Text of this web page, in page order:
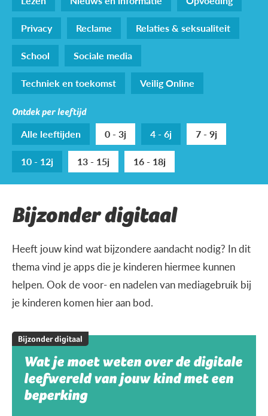
Privacy
Reclame
Relaties & seksualiteit
School
Sociale media
Techniek en toekomst
Veilig Online
Ontdek per leeftijd
Alle leeftijden 0 - 3j 4 - 6j
7 - 9j
10 - 12j
13 - 15j 16 - 18j
Bijzonder digitaal
Heeft jouw kind wat bijzondere aandacht nodig? In dit
thema vind je apps die je kinderen hiermee kunnen
helpen. Ook de voor- en nadelen van mediagebruik bij
je kinderen komen hier aan bod.
Bijzonder digitaal
Wat je moet weten over de digitale
leefwereld van jouw kind met een
beperking